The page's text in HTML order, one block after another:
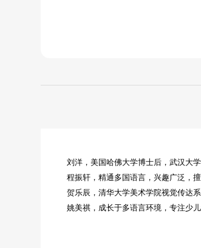
刘洋，美国哈佛大学博士后，武汉大
程振轩，精通多国语言，兴趣广泛，
贺乐辰，清华大学美术学院视觉传达
姚美祺，成长于多语言环境，专注少